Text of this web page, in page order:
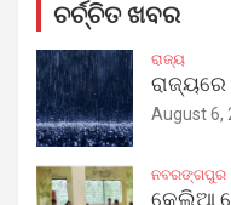
ଚର୍ଚ୍ଚିତ ଖବର
ରାଜ୍ୟ
ରାଜ୍ୟରେ
August 6,
ନବରଙ୍ଗପୁର
କେଲିଆ